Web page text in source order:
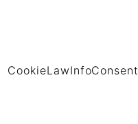
CookieLawInfoConsent